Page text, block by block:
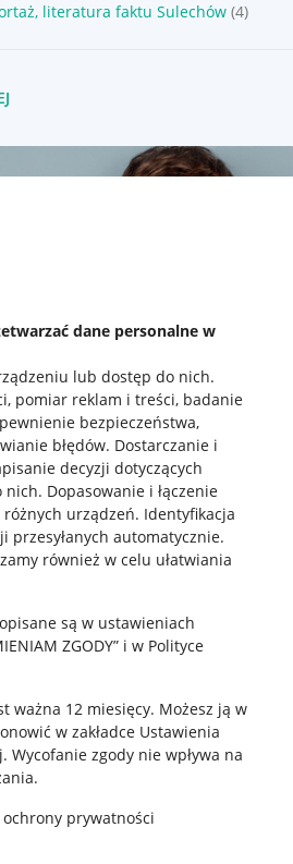
dane personalne w
lub dostęp do nich.
pomiar reklam i treści, badanie
bezpieczeństwa,
błędów. Dostarczanie i
decyzji dotyczących
nich. Dopasowanie i łączenie
różnych urządzeń. Identyfikacja
przesyłanych automatycznie.
również w celu ułatwiania
są w ustawieniach
ZGODY” i w Polityce
ważna 12 miesięcy. Możesz ją w
w zakładce Ustawienia
Wycofanie zgody nie wpływa na
prywatności
literatura faktu Sulechów (4)